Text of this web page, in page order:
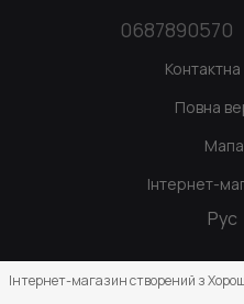
0687890570
Повна
Інтернет-
Рус
Інтернет-магазин створений з